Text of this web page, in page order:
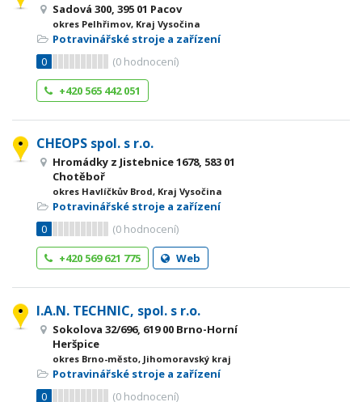
Sadová 300, 395 01 Pacov
okres Pelhřimov, Kraj Vysočina
Potravinářské stroje a zařízení
0
(0 hodnocení)
+420 565 442 051
CHEOPS spol. s r.o.
Hromádky z Jistebnice 1678, 583 01
Chotěboř
okres Havlíčkův Brod, Kraj Vysočina
Potravinářské stroje a zařízení
0
(0 hodnocení)
+420 569 621 775
Web
I.A.N. TECHNIC, spol. s r.o.
Sokolova 32/696, 619 00 Brno-Horní
Heršpice
okres Brno-město, Jihomoravský kraj
Potravinářské stroje a zařízení
0
(0 hodnocení)